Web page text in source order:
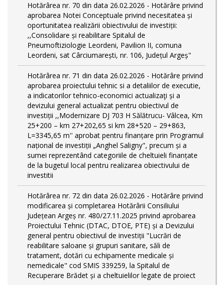
Hotărârea nr. 70 din data 26.02.2026 - Hotărâre privind
aprobarea Notei Conceptuale privind necesitatea și
oportunitatea realizării obiectivului de investiții:
,,Consolidare și reabilitare Spitalul de
Pneumoftiziologie Leordeni, Pavilion II, comuna
Leordeni, sat Cârciumarești, nr. 106, Județul Argeș"
Hotărârea nr. 71 din data 26.02.2026 - Hotărâre privind
aprobarea proiectului tehnic si a detaliilor de executie,
a indicatorilor tehnico-economici actualizaţi și a
devizului general actualizat pentru obiectivul de
investiții ,,Modernizare DJ 703 H Sălătrucu- Vâlcea, Km
25+200 – km 27+202,65 si km 28+520 – 29+863,
L=3345,65 m'' aprobat pentru finanțare prin Programul
național de investiții „Anghel Saligny", precum și a
sumei reprezentând categoriile de cheltuieli finanțate
de la bugetul local pentru realizarea obiectivului de
investitii
Hotărârea nr. 72 din data 26.02.2026 - Hotărâre privind
modificarea și completarea Hotărârii Consiliului
Județean Argeș nr. 480/27.11.2025 privind aprobarea
Proiectului Tehnic (DTAC, DTOE, PTE) și a Devizului
general pentru obiectivul de investiții "Lucrări de
reabilitare saloane și grupuri sanitare, săli de
tratament, dotări cu echipamente medicale și
nemedicale" cod SMIS 339259, la Spitalul de
Recuperare Brădet și a cheltuielilor legate de proiect